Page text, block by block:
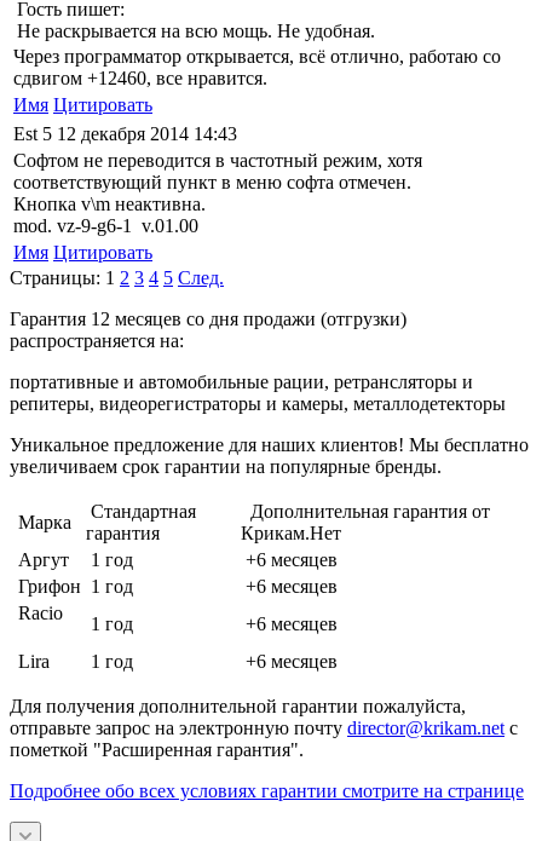
Гость пишет:
Не раскрывается на всю мощь. Не удобная.
Через программатор открывается, всё отлично, работаю со
сдвигом +12460, все нравится.
Имя Цитировать
Est 5 12 декабря 2014 14:43
Софтом не переводится в частотный режим, хотя
соответствующий пункт в меню софта отмечен.
Кнопка v\m неактивна.
mod. vz-9-g6-1 v.01.00
Имя Цитировать
Страницы: 1 2 3 4 5 След.
Гарантия 12 месяцев со дня продажи (отгрузки)
распространяется на:
портативные и автомобильные рации, ретрансляторы и
репитеры, видеорегистраторы и камеры, металлодетекторы
Уникальное предложение для наших клиентов! Мы бесплатно
увеличиваем срок гарантии на популярные бренды.
Марка
Стандартная
гарантия
Дополнительная гарантия от
Крикам.Нет
Аргут
1 год
+6 месяцев
Грифон 1 год
+6 месяцев
Racio
1 год
+6 месяцев
Lira
1 год +6 месяцев
Для получения дополнительной гарантии пожалуйста,
отправьте запрос на электронную почту director@krikam.net с
пометкой "Расширенная гарантия".
Подробнее обо всех условиях гарантии смотрите на странице